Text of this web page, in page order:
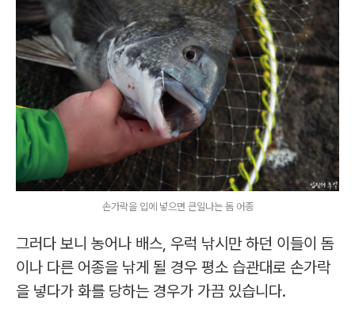
손가락을 입에 넣으면 큰일나는 돔 어종
그러다 보니 농어나 배스, 우럭 낚시만 하던 이들이 돔
이나 다른 어종을 낚게 될 경우 평소 습관대로 손가락
을 넣다가 화를 당하는 경우가 가끔 있습니다.